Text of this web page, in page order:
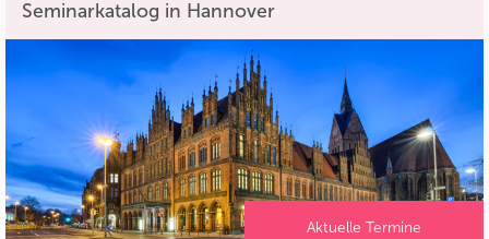
Seminarkatalog in Hannover
Aktuelle Termine